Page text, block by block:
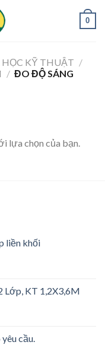
0
KỸ THUẬT /
/ ĐO ĐỘ SÁNG
lựa chọn của bạn.
liền khối
KT 1,2X3,6M
cầu.